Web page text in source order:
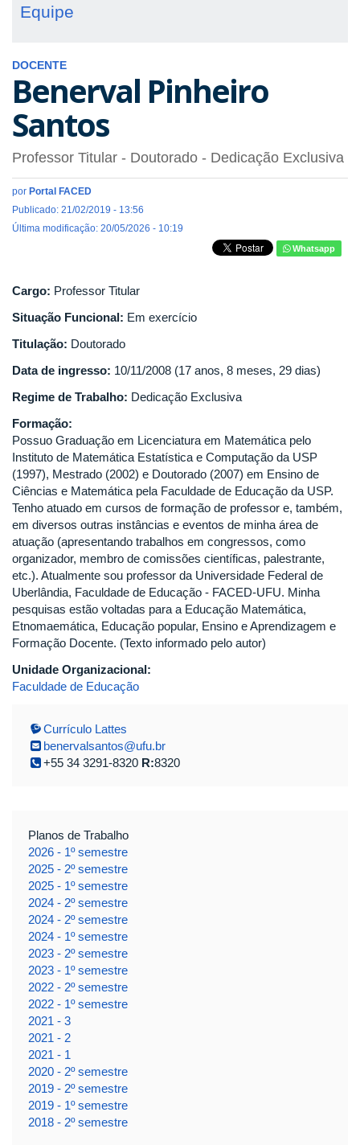
Equipe
DOCENTE
Benerval Pinheiro
Santos
Professor Titular - Doutorado - Dedicação Exclusiva
por Portal FACED
Publicado: 21/02/2019 - 13:56
Última modificação: 20/05/2026 - 10:19
Whatsapp
Cargo: Professor Titular
Situação Funcional: Em exercício
Titulação: Doutorado
Data de ingresso: 10/11/2008 (17 anos, 8 meses, 29 dias)
Regime de Trabalho: Dedicação Exclusiva
Formação:
Possuo Graduação em Licenciatura em Matemática pelo
Instituto de Matemática Estatística e Computação da USP
(1997), Mestrado (2002) e Doutorado (2007) em Ensino de
Ciências e Matemática pela Faculdade de Educação da USP.
Tenho atuado em cursos de formação de professor e, também,
em diversos outras instâncias e eventos de minha área de
atuação (apresentando trabalhos em congressos, como
organizador, membro de comissões científicas, palestrante,
etc.). Atualmente sou professor da Universidade Federal de
Uberlândia, Faculdade de Educação - FACED-UFU. Minha
pesquisas estão voltadas para a Educação Matemática,
Etnomaemática, Educação popular, Ensino e Aprendizagem e
Formação Docente. (Texto informado pelo autor)
Unidade Organizacional:
Faculdade de Educação
Currículo Lattes
benervalsantos@ufu.br
+55 34 3291-8320 R:8320
Planos de Trabalho
2026 - 1º semestre
2025 - 2º semestre
2025 - 1º semestre
2024 - 2º semestre
2024 - 2º semestre
2024 - 1º semestre
2023 - 2º semestre
2023 - 1º semestre
2022 - 2º semestre
2022 - 1º semestre
2021 - 3
2021 - 2
2021 - 1
2020 - 2º semestre
2019 - 2º semestre
2019 - 1º semestre
2018 - 2º semestre